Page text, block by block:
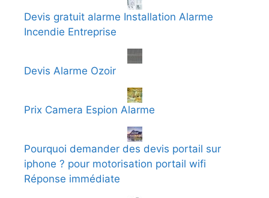
Devis gratuit alarme Installation Alarme
Incendie Entreprise
Devis Alarme Ozoir
Prix Camera Espion Alarme
Pourquoi demander des devis portail sur
iphone ? pour motorisation portail wifi
Réponse immédiate